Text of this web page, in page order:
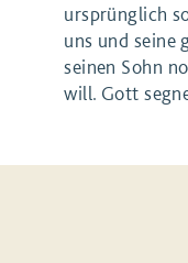
ursprünglich
uns und seine
seinen Sohn
will. Gott